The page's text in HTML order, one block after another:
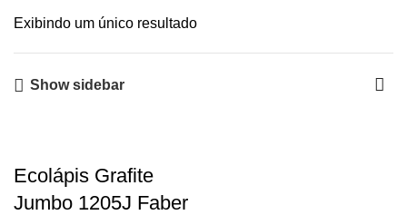
Exibindo um único resultado
Show sidebar
Ecolápis Grafite
Jumbo 1205J Faber